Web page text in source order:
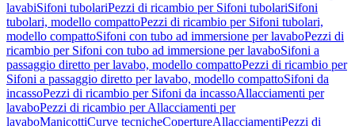
lavabiSifoni tubolariPezzi di ricambio per Sifoni tubolariSifoni
tubolari, modello compattoPezzi di ricambio per Sifoni tubolari,
modello compattoSifoni con tubo ad immersione per lavaboPezzi di
ricambio per Sifoni con tubo ad immersione per lavaboSifoni a
passaggio diretto per lavabo, modello compattoPezzi di ricambio per
Sifoni a passaggio diretto per lavabo, modello compattoSifoni da
incassoPezzi di ricambio per Sifoni da incassoAllacciamenti per
lavaboPezzi di ricambio per Allacciamenti per
lavaboManicottiCurve tecnicheCopertureAllacciamentiPezzi di